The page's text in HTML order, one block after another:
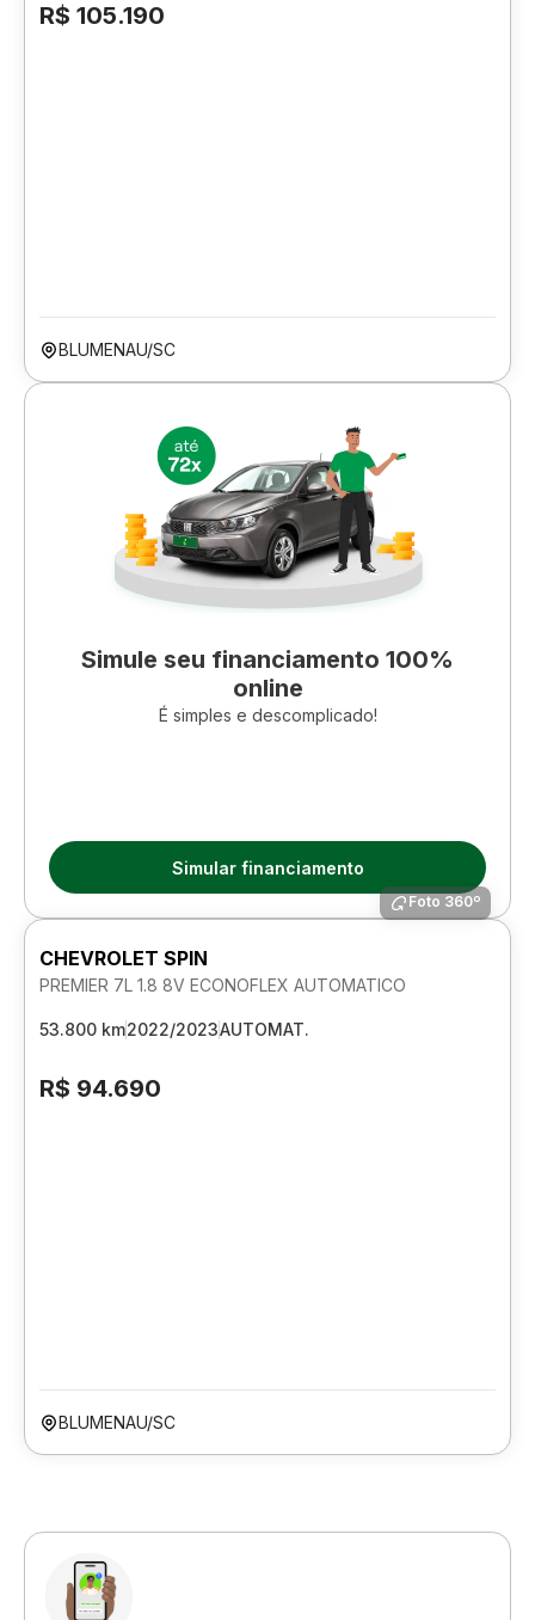
R$ 105.190
BLUMENAU/SC
Simule seu financiamento 100%
online
É simples e descomplicado!
Simular financiamento
Foto 360º
CHEVROLET SPIN
PREMIER 7L 1.8 8V ECONOFLEX AUTOMATICO
53.800 km2022/2023AUTOMAT.
R$ 94.690
BLUMENAU/SC